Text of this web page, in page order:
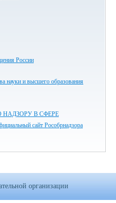
России
науки и высшего образования
В СФЕРЕ
сайт Рособрнадзора
организации